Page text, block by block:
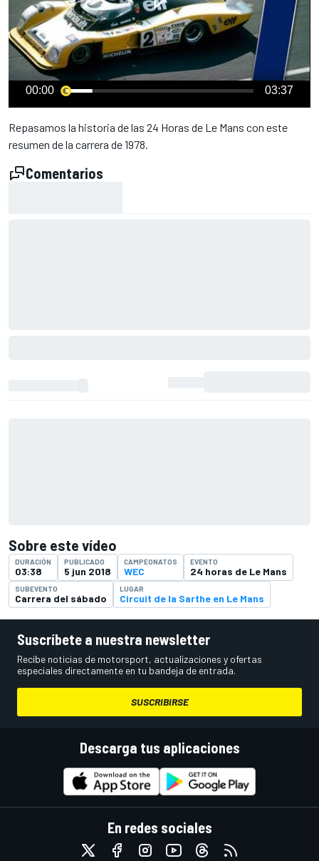
00:00 03:37
Repasamos la historia de las 24 Horas de Le Mans con este
resumen de la carrera de 1978.
Comentarios
Sobre este vídeo
DURACIÓN
03:38
PUBLICADO
5 jun 2018
CAMPEONATOS
WEC
EVENTO
24 horas de Le Mans
SUBEVENTO
Carrera del sábado
LUGAR
Circuit de la Sarthe en Le Mans
Suscríbete a nuestra newsletter
Recibe noticias de motorsport, actualizaciones y ofertas
especiales directamente en tu bandeja de entrada.
SUSCRIBIRSE
Descarga tus aplicaciones
En redes sociales